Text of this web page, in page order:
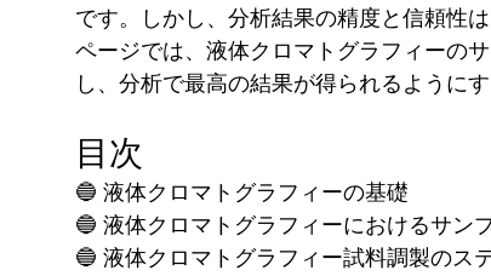
です。しかし、分析結果の精度と信頼性
ページでは、液体クロマトグラフィーの
し、分析で最高の結果が得られるように
目次
🔵 液体クロマトグラフィーの基礎
🔵 液体クロマトグラフィーにおけるサン
🔵 液体クロマトグラフィー試料調製のス